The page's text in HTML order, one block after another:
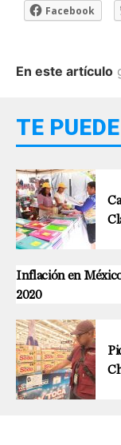
Facebook
En este artículo
TE
Inflación en México
2020